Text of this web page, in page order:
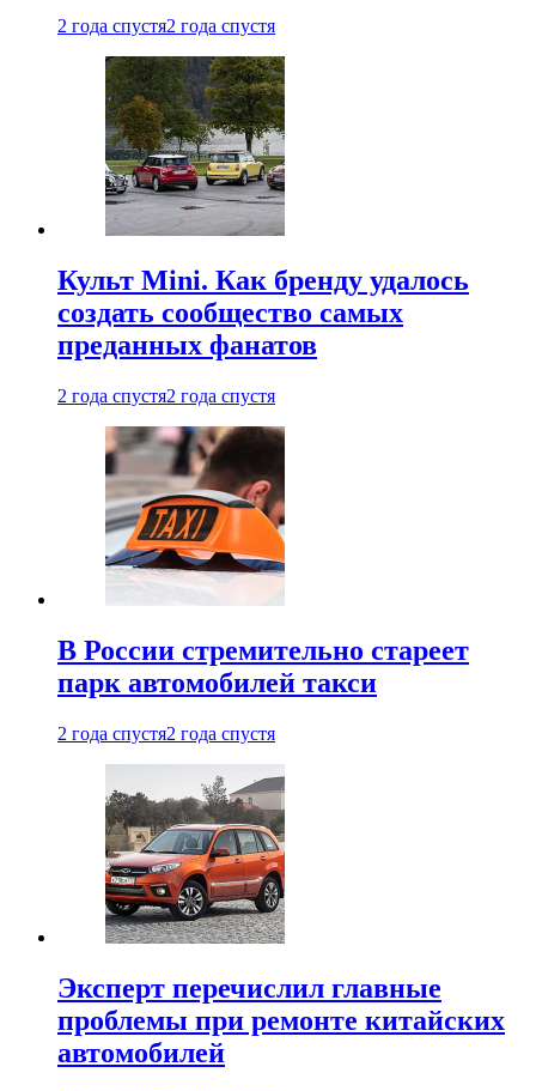
2 года спустя2 года спустя
Культ Mini. Как бренду удалось
создать сообщество самых
преданных фанатов
2 года спустя2 года спустя
В России стремительно стареет
парк автомобилей такси
2 года спустя2 года спустя
Эксперт перечислил главные
проблемы при ремонте китайских
автомобилей